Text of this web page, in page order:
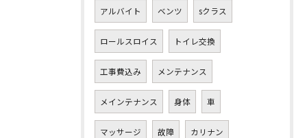
アルバイト ベンツ sクラス
ロールスロイス トイレ交換
工事費込み メンテナンス
メインテナンス 身体 車
マッサージ 故障 カリナン